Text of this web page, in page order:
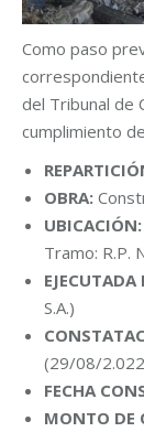
Como paso
del Tribunal de
cumplimiento
OBRA:
UBICACIÓN:
Tramo: R.P.
EJECUTADA
S.A.)
(29/08/
FECHA
MONTO DE